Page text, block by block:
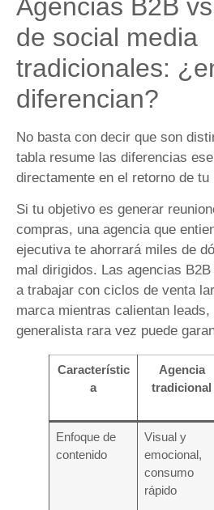
Agencias B2B
de social media
tradicionales:
diferencian?
No basta con decir que son
tabla resume las diferencias
directamente en el retorno de tu
Si tu objetivo es generar
compras, una agencia que
ejecutiva te ahorrará miles de
mal dirigidos. Las agencias
a trabajar con ciclos de venta
marca mientras calientan
generalista rara vez puede
Característic
a
Agencia
tradicional
Enfoque de
contenido
Visual y
emocional,
consumo
rápido